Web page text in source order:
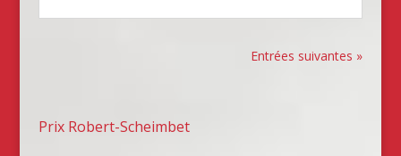
Entrées suivantes »
Prix Robert-Scheimbet